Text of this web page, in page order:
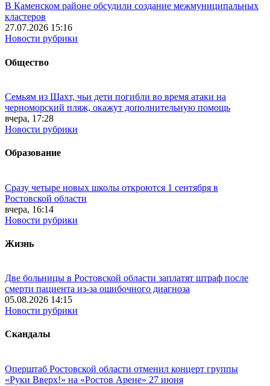
В Каменском районе обсудили создание межмуниципальных
кластеров
27.07.2026 15:16
Новости рубрики
Общество
Семьям из Шахт, чьи дети погибли во время атаки на
черноморский пляж, окажут дополнительную помощь
вчера, 17:28
Новости рубрики
Образование
Сразу четыре новых школы откроются 1 сентября в
Ростовской области
вчера, 16:14
Новости рубрики
Жизнь
Две больницы в Ростовской области заплатят штраф после
смерти пациента из-за ошибочного диагноза
05.08.2026 14:15
Новости рубрики
Скандалы
Оперштаб Ростовской области отменил концерт группы
«Руки Вверх!» на «Ростов Арене» 27 июня